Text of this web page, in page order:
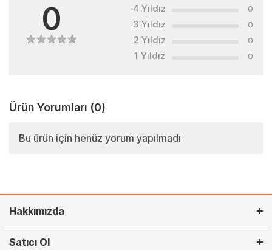
0 4 Yıldız 0
3 Yıldız 0
2 Yıldız 0
1 Yıldız 0
Ürün Yorumları (0)
Bu ürün için henüz yorum yapılmadı
Hakkımızda
Satıcı Ol